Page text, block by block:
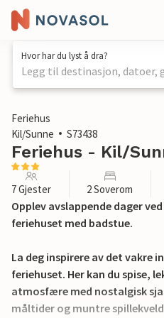
Hvor har du lyst å dra?
Legg til destinasjon, datoer,
1 / 32
Feriehus
Kil/Sunne
S73438
Feriehus - Kil/
7 Gjester 2 Soverom
Opplev avslappende dager
feriehuset med badstue.
La deg inspirere av det vakre
feriehuset. Her kan du spise,
atmosfære med nostalgisk
måltider og muntre